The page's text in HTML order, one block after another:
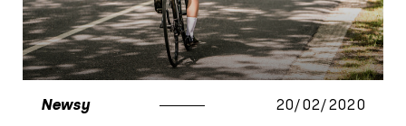
Newsy 20/02/2020